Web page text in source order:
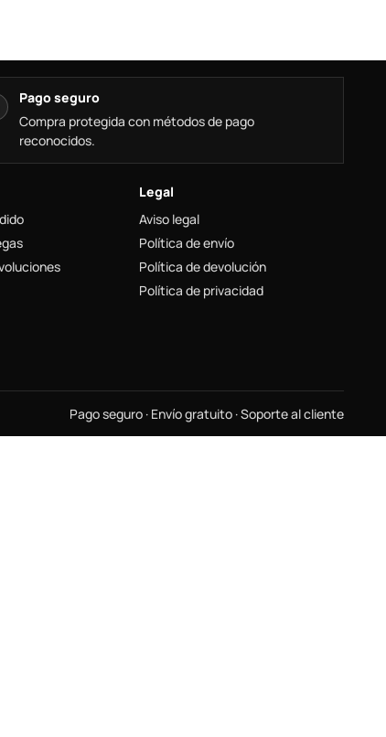
Pago seguro
Compra protegida con métodos de pago
reconocidos.
Legal
Aviso legal
Política de envío
Política de devolución
Política de privacidad
Pago seguro · Envío gratuito · Soporte al cliente